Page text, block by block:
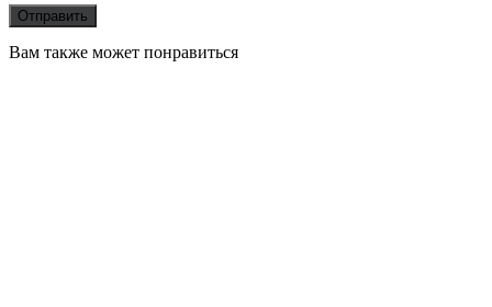
Вам также может понравиться